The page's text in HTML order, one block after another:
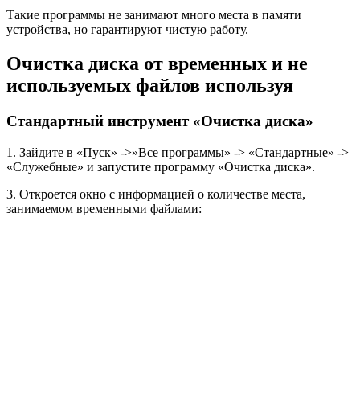
Такие программы не занимают много места в памяти
устройства, но гарантируют чистую работу.
Очистка диска от временных и не
используемых файлов используя
Стандартный инструмент «Очистка диска»
1. Зайдите в «Пуск» ->»Все программы» -> «Стандартные» ->
«Служебные» и запустите программу «Очистка диска».
3. Откроется окно с информацией о количестве места,
занимаемом временными файлами: